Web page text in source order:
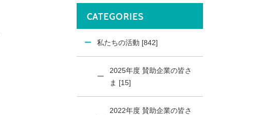
CATEGORIES
私たちの活動 [842]
2025年度 賛助企業の皆さ
ま [15]
2022年度 賛助企業の皆さ